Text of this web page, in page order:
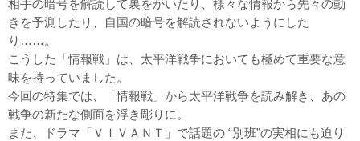
相手の暗号を解読して裏をかいたり、様々な情報から先々の動
きを予測したり、自国の暗号を解読されないようにした
り……。
こうした「情報戦」は、太平洋戦争においても極めて重要な意
味を持っていました。
今回の特集では、「情報戦」から太平洋戦争を読み解き、あの
戦争の新たな側面を浮き彫りに。
また、ドラマ「ＶＩＶＡＮＴ」で話題の “別班”の実相にも迫り